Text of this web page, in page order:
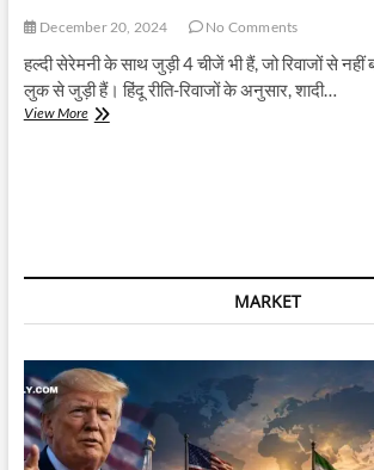
December 20, 2024 No Comments
हल्दी सेरेमनी के साथ जुड़ी 4 चीजें भी हैं, जो रिवाजों से नहीं
लुक से जुड़ी हैं। हिंदू रीति-रिवाजों के अनुसार, शादी…
View Moreशादी
कम
जानते
इसका
कारण
!
MARKET